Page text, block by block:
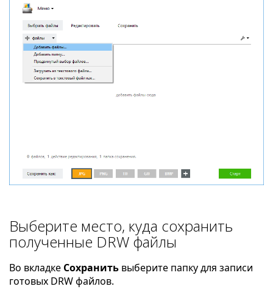
Выберите место, куда сохранить
полученные DRW файлы
Во вкладке Сохранить выберите папку для записи
готовых DRW файлов.